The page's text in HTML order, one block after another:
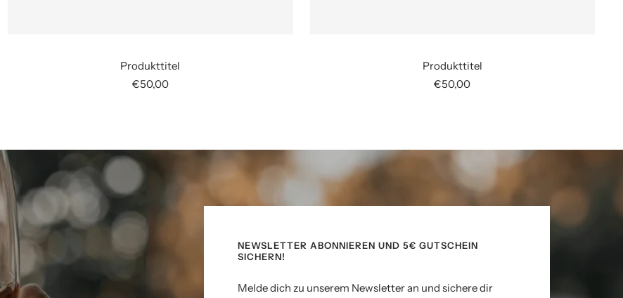
Produkttitel
Angebotspreis
€50,00
Produkttitel
Angebotspreis
€50,00
NEWSLETTER ABONNIEREN UND 5€ GUTSCHEIN
SICHERN!
Melde dich zu unserem Newsletter an und sichere dir